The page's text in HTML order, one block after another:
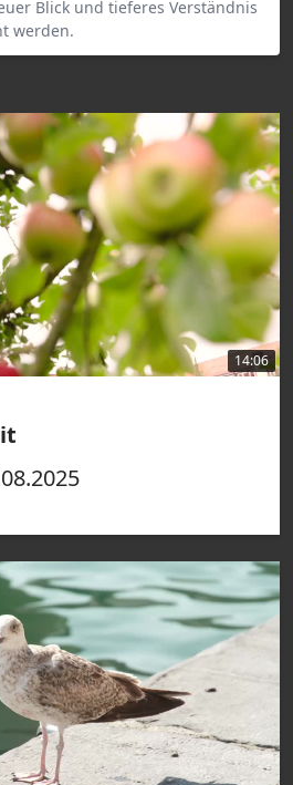
Blick und tieferes Verständnis
werden.
14:06